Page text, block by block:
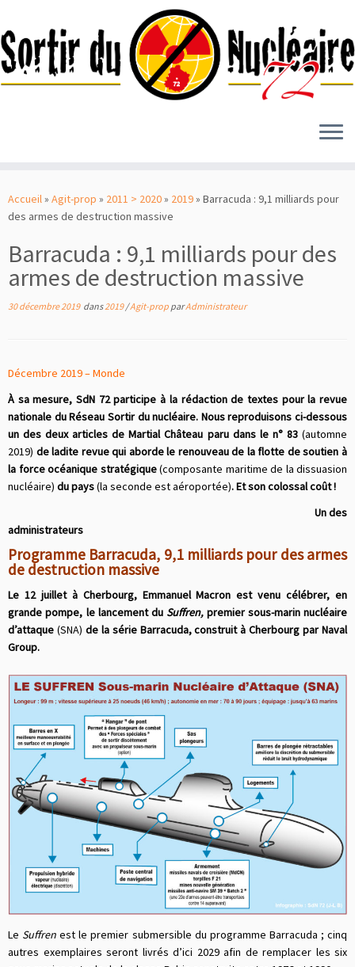
au
contenu
Accueil» Agit-prop » 2011 > 2020» 2019» Barracuda : 9,1 milliards pour
des armes de destruction massive
Barracuda : 9,1 milliards pour des
armes de destruction massive
30 décembre 2019dans2019/Agit-prop parAdministrateur
Décembre 2019 – Monde
À sa mesure, SdN 72 participe à la rédaction de textes pour la revue
nationale du Réseau Sortir du nucléaire. Nous reproduisons ci-dessous
un des deux articles de Martial Château paru dans le n° 83(automne
2019) de ladite revue qui aborde le renouveau de la flotte de soutien à
la force océanique stratégique(composante maritime de la dissuasion
nucléaire) du pays(la seconde est aéroportée). Et son colossal coût !
Un des
administrateurs
Programme Barracuda, 9,1 milliards pour des armes
de destruction massive
Le 12 juillet à Cherbourg, Emmanuel Macron est venu célébrer, en
grande pompe, le lancement du Suffren, premier sous-marin nucléaire
d’attaque (SNA) de la série Barracuda, construit à Cherbourg par Naval
Group.
Le Suffren est le premier submersible du programme Barracuda ; cinq
autres exemplaires seront livrés d’ici 2029 afin de remplacer les six